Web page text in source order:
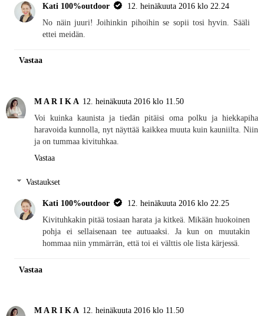
Kati 100%outdoor
12. heinäkuuta 2016 klo 22.24
No näin juuri! Joihinkin pihoihin se sopii tosi hyvin. Sääli
ettei meidän.
Vastaa
M A R I K A 12. heinäkuuta 2016 klo 11.50
Voi kuinka kaunista ja tiedän pitäisi oma polku ja hiekkapiha
haravoida kunnolla, nyt näyttää kaikkea muuta kuin kauniilta. Niin
ja on tummaa kivituhkaa.
Vastaa
Vastaukset
Kati 100%outdoor
12. heinäkuuta 2016 klo 22.25
Kivituhkakin pitää tosiaan harata ja kitkeä. Mikään huokoinen
pohja ei sellaisenaan tee autuaaksi. Ja kun on muutakin
hommaa niin ymmärrän, että toi ei välttis ole lista kärjessä.
Vastaa
M A R I K A 12. heinäkuuta 2016 klo 11.50